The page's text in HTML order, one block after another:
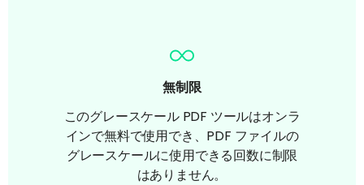
無制限
このグレースケール PDF ツールはオンラ
インで無料で使用でき、PDF ファイルの
グレースケールに使用できる回数に制限
はありません。